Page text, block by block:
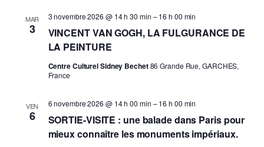
MAR
3
VINCENT VAN GOGH, LA FULGURANCE DE
LA PEINTURE
3 novembre 2026 @ 14 h 30 min –16 h 00 min
Centre Culturel Sidney Bechet86 Grande Rue, GARCHES,
France
VEN
6
SORTIE-VISITE : une balade dans Paris pour
mieux connaître les monuments impériaux.
6 novembre 2026 @ 14 h 00 min –16 h 00 min